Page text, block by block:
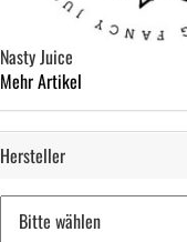
Nasty Juice
Mehr Artikel
Hersteller